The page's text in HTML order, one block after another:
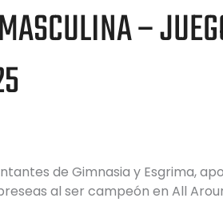
–
de Gimnasia y Esgrima,
al ser campeón en All